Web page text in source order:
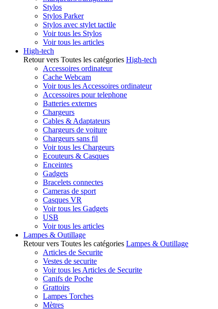
Stylos
Stylos Parker
Stylos avec stylet tactile
Voir tous les Stylos
Voir tous les articles
High-tech
Retour vers Toutes les catégories High-tech
Accessoires ordinateur
Cache Webcam
Voir tous les Accessoires ordinateur
Accessoires pour telephone
Batteries externes
Chargeurs
Cables & Adaptateurs
Chargeurs de voiture
Chargeurs sans fil
Voir tous les Chargeurs
Ecouteurs & Casques
Enceintes
Gadgets
Bracelets connectes
Cameras de sport
Casques VR
Voir tous les Gadgets
USB
Voir tous les articles
Lampes & Outillage
Retour vers Toutes les catégories Lampes & Outillage
Articles de Securite
Vestes de securite
Voir tous les Articles de Securite
Canifs de Poche
Grattoirs
Lampes Torches
Mètres